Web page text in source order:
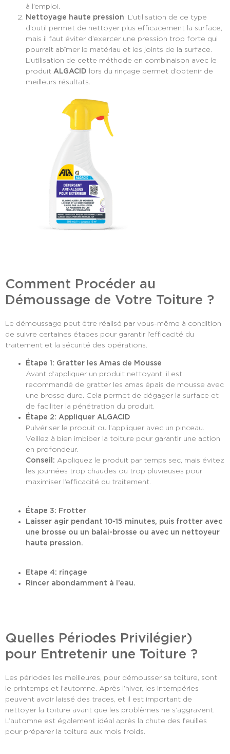
à l’emploi.
Nettoyage haute pression: L’utilisation de ce type
d’outil permet de nettoyer plus efficacement la surface,
mais il faut éviter d’exercer une pression trop forte qui
pourrait abîmer le matériau et les joints de la surface.
L’utilisation de cette méthode en combinaison avec le
produit ALGACID lors du rinçage permet d’obtenir de
meilleurs résultats.
Comment Procéder au
Démoussage de Votre Toiture ?
Le démoussage peut être réalisé par vous-même à condition
de suivre certaines étapes pour garantir l’efficacité du
traitement et la sécurité des opérations.
Étape 1: Gratter les Amas de Mousse
Avant d’appliquer un produit nettoyant, il est
recommandé de gratter les amas épais de mousse avec
une brosse dure. Cela permet de dégager la surface et
de faciliter la pénétration du produit.
Étape 2: Appliquer ALGACID
Pulvériser le produit ou l’appliquer avec un pinceau.
Veillez à bien imbiber la toiture pour garantir une action
en profondeur.
Conseil: Appliquez le produit par temps sec, mais évitez
les journées trop chaudes ou trop pluvieuses pour
maximiser l’efficacité du traitement.
Étape 3: Frotter
Laisser agir pendant 10-15 minutes, puis frotter avec
une brosse ou un balai-brosse ou avec un nettoyeur
haute pression.
Etape 4: rinçage
Rincer abondamment à l’eau.
Quelles Périodes Privilégier)
pour Entretenir une Toiture ?
Les périodes les meilleures, pour démousser sa toiture, sont
le printemps et l’automne. Après l’hiver, les intempéries
peuvent avoir laissé des traces, et il est important de
nettoyer la toiture avant que les problèmes ne s’aggravent.
L’automne est également idéal après la chute des feuilles
pour préparer la toiture aux mois froids.